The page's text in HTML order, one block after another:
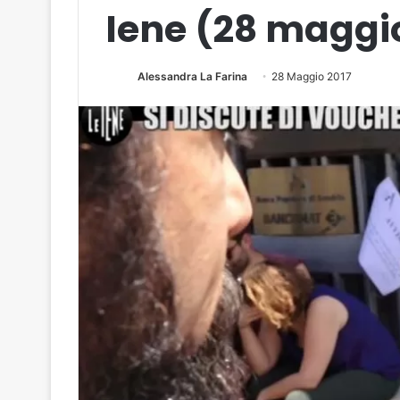
Iene (28
Alessandra La Farina 28 Maggio 2017